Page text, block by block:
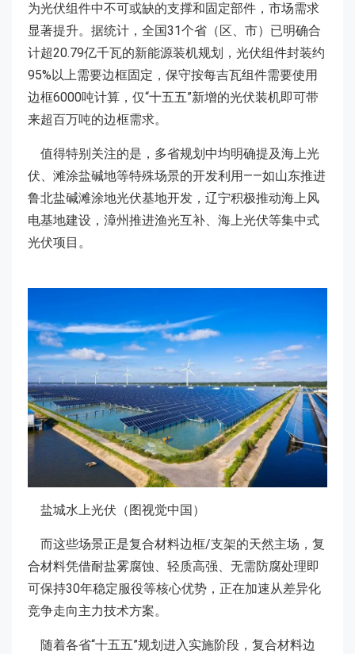
为光伏组件中不可或缺的支撑和固定部件，市场需求
显著提升。据统计，全国31个省（区、市）已明确合
计超20.79亿千瓦的新能源装机规划，光伏组件封装约
95%以上需要边框固定，保守按每吉瓦组件需要使用
边框6000吨计算，仅“十五五”新增的光伏装机即可带
来超百万吨的边框需求。
值得特别关注的是，多省规划中均明确提及海上光
伏、滩涂盐碱地等特殊场景的开发利用——如山东推进
鲁北盐碱滩涂地光伏基地开发，辽宁积极推动海上风
电基地建设，漳州推进渔光互补、海上光伏等集中式
光伏项目。
盐城水上光伏（图视觉中国）
而这些场景正是复合材料边框/支架的天然主场，复
合材料凭借耐盐雾腐蚀、轻质高强、无需防腐处理即
可保持30年稳定服役等核心优势，正在加速从差异化
竞争走向主力技术方案。
随着各省“十五五”规划进入实施阶段，复合材料边